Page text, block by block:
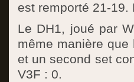
est remporté 21-
Le DH1, joué par
même manière
et un second set
V3F : 0.